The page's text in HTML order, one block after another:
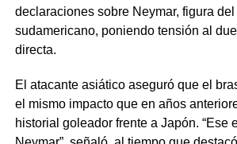
declaraciones sobre Neymar, figura
sudamericano, poniendo tensión al
directa.
El atacante asiático aseguró que el
el mismo impacto que en años
historial goleador frente a Japón. “Ese